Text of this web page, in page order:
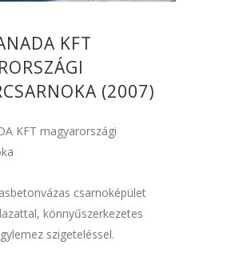
KFT
(2007)
KFT magyarországi
csarnoképület
könnyűszerkezetes
szigeteléssel.